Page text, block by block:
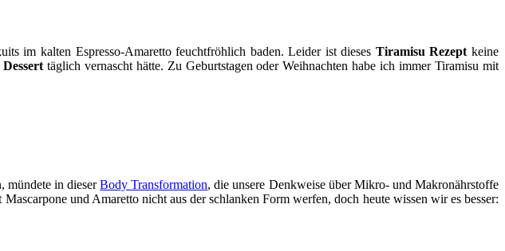
im kalten Espresso-Amaretto feuchtfröhlich baden. Leider ist dieses Tiramisu Rezept keine
täglich vernascht hätte. Zu Geburtstagen oder Weihnachten habe ich immer Tiramisu mit
mündete in dieserBody Transformation, die unsere Denkweise über Mikro- und Makronährstoffe
und Amaretto nicht aus der schlanken Form werfen, doch heute wissen wir es besser: